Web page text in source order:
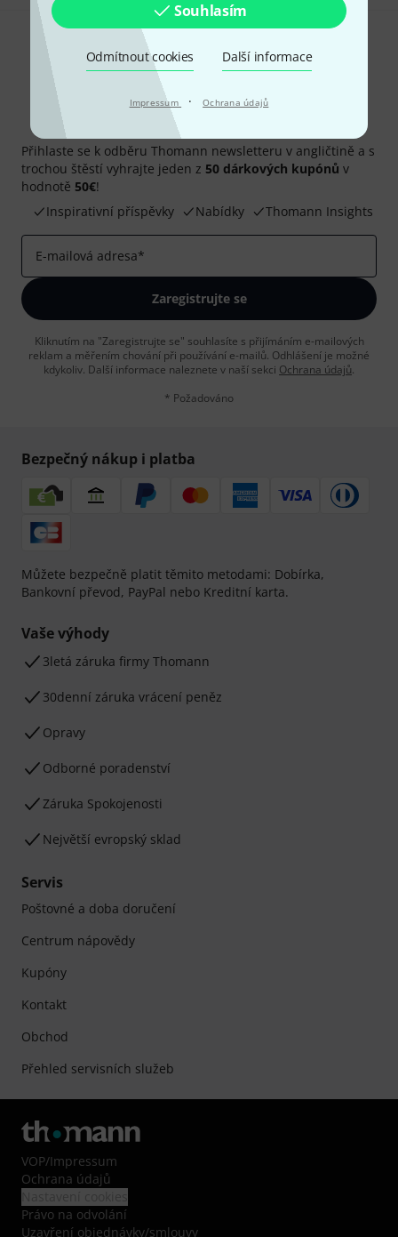
Souhlasím
Odmítnout cookies Další informace
Impressum · Ochrana údajů
Thomann newsletter
Přihlaste se k odběru Thomann newsletteru v angličtině a s
trochou štěstí vyhrajte jeden z 50 dárkových kupónů v
hodnotě 50€!
Inspirativní příspěvky
Nabídky Thomann Insights
E-mailová adresa*
Zaregistrujte se
Kliknutím na "Zaregistrujte se" souhlasíte s přijímáním e-mailových
reklam a měřením chování při používání e-mailů. Odhlášení je možné
kdykoliv. Další informace naleznete v naší sekci Ochrana údajů.
* Požadováno
Bezpečný nákup i platba
Můžete bezpečně platit těmito metodami: Dobírka,
Bankovní převod, PayPal nebo Kreditní karta.
Vaše výhody
3letá záruka firmy Thomann
30denní záruka vrácení peněz
Opravy
Odborné poradenství
Záruka Spokojenosti
Největší evropský sklad
Servis
Poštovné a doba doručení
Centrum nápovědy
Kupóny
Kontakt
Obchod
Přehled servisních služeb
VOP/Impressum
Ochrana údajů
Právo na odvolání
Uzavření objednávky/smlouvy